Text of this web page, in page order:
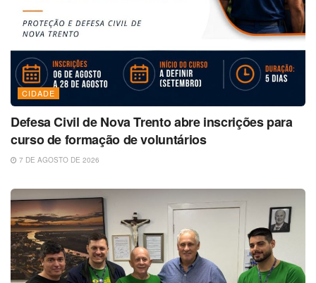
CIDADE
Defesa Civil de Nova Trento abre inscrições para
curso de formação de voluntários
7 DE AGOSTO DE 2026